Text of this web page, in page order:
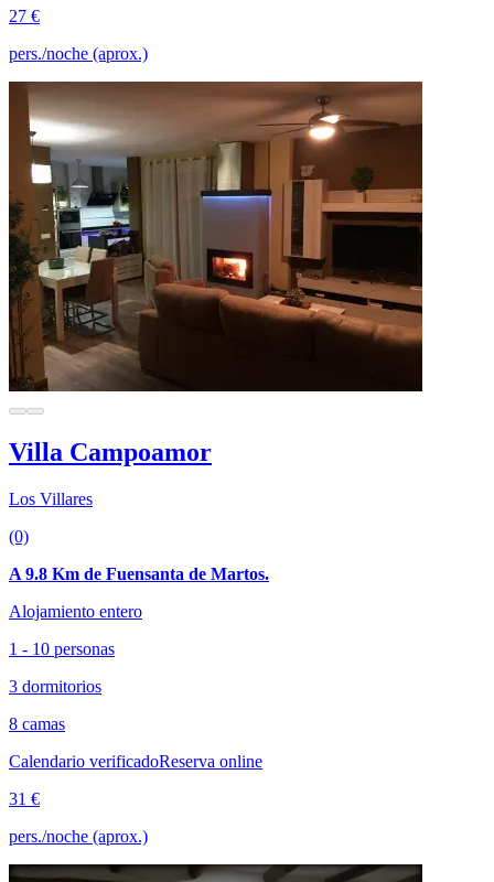
27 €
pers./noche (aprox.)
Villa Campoamor
Los Villares
(0)
A 9.8 Km de Fuensanta de Martos.
Alojamiento entero
1 - 10 personas
3 dormitorios
8 camas
Calendario verificadoReserva online
31 €
pers./noche (aprox.)